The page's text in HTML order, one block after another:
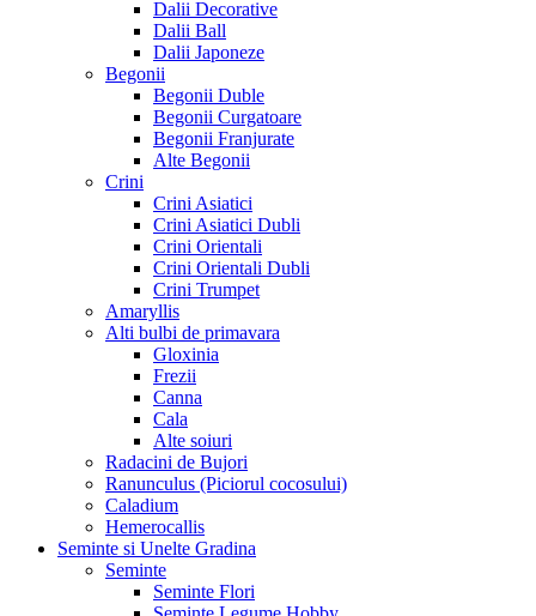
Dalii Decorative
Dalii Ball
Dalii Japoneze
Begonii
Begonii Duble
Begonii Curgatoare
Begonii Franjurate
Alte Begonii
Crini
Crini Asiatici
Crini Asiatici Dubli
Crini Orientali
Crini Orientali Dubli
Crini Trumpet
Amaryllis
Alti bulbi de primavara
Gloxinia
Frezii
Canna
Cala
Alte soiuri
Radacini de Bujori
Ranunculus (Piciorul cocosului)
Caladium
Hemerocallis
Seminte si Unelte Gradina
Seminte
Seminte Flori